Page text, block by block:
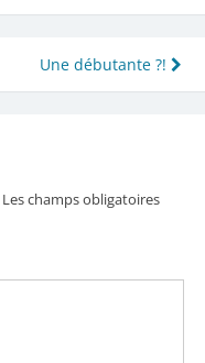
Une débutante ?!
Les champs obligatoires